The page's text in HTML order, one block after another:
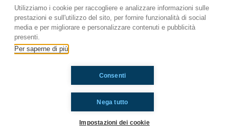
Rastignano
Ti è piaciuto? Condividilo!
Utilizziamo i cookie per raccogliere e analizzare informazioni sulle
prestazioni e sull'utilizzo del sito, per fornire funzionalità di social
media e per migliorare e personalizzare contenuti e pubblicità
presenti.
Per saperne di più
Nega tutto
Consenti
Impostazioni dei cookie